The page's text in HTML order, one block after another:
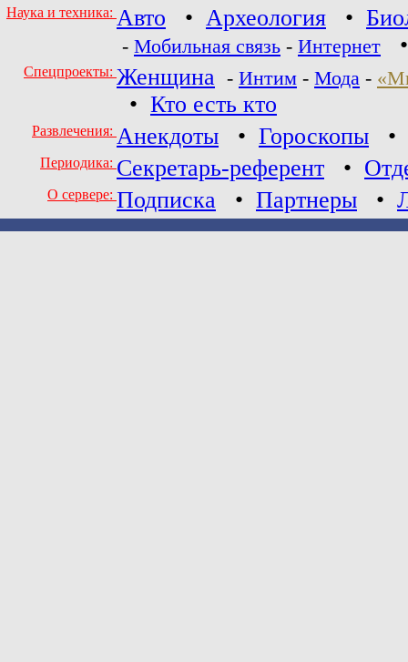
Наука и техника: Авто • Археология •
- Мобильная связь - Интернет
Спецпроекты: Женщина - Интим - Мода -
• Кто есть кто
Развлечения: Анекдоты • Гороскопы •
Периодика: Секретарь-референт •
О сервере: Подписка • Партнеры •